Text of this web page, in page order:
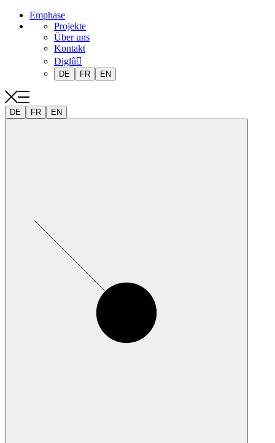
Emphase
Projekte
Über uns
Kontakt
Diglû
DE FR EN
DE FR EN